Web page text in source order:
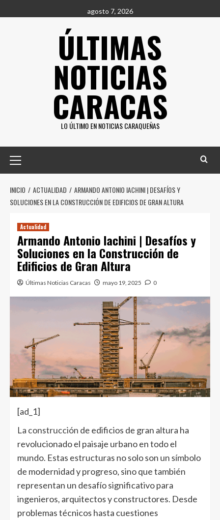
al
agosto 7, 2026
ÚLTIMAS
NOTICIAS
CARACAS
LO ÚLTIMO EN NOTICIAS CARAQUEÑAS
principal
INICIO ACTUALIDAD
ARMANDO ANTONIO IACHINI | DESAFÍOS Y
SOLUCIONES EN LA CONSTRUCCIÓN DE EDIFICIOS DE GRAN ALTURA
Actualidad
Armando Antonio Iachini | Desafíos y
Soluciones en la Construcción de
Edificios de Gran Altura
Últimas Noticias Caracas mayo 19, 2025 0
[ad_1]
La construcción de edificios de gran altura ha
revolucionado el paisaje urbano en todo el
mundo. Estas estructuras no solo son un símbolo
de modernidad y progreso, sino que también
representan un desafío significativo para
ingenieros, arquitectos y constructores. Desde
problemas técnicos hasta cuestiones